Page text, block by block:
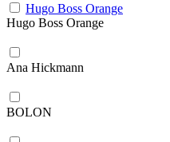
Hugo Boss Orange
Hugo Boss Orange
Ana Hickmann
BOLON